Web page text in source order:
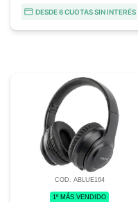
DESDE 6 CUOTAS SIN INTERÉS
COD. ABLUE164
1º MÁS VENDIDO